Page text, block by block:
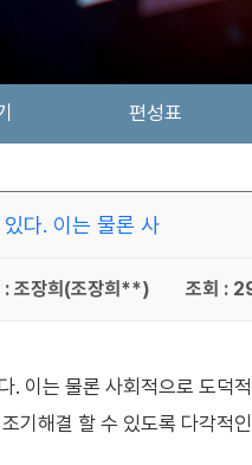
편성표
다. 이는 물론 사
: 조장희(조장희**) 조회 :
. 이는 물론 사회적으로 도덕
기해결 할 수 있도록 다각적